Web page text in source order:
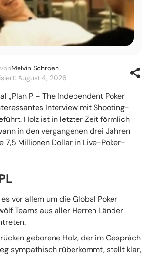
Melvin Schroen
August 4, 2026
„Plan P – The Independent Poker
Interview mit Shooting-
Holz ist in letzter Zeit förmlich
in den vergangenen drei Jahren
7,5 Millionen Dollar in Live-Poker-
vor allem um die Global Poker
Teams aus aller Herren Länder
geborene Holz, der im Gespräch
sympathisch rüberkommt, stellt klar,